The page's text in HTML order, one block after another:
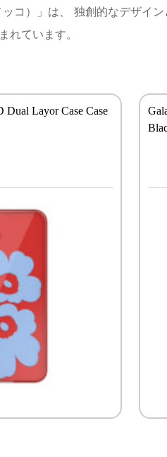
コ）」は、 独創的なデザイ
れています。
Layor Case Case